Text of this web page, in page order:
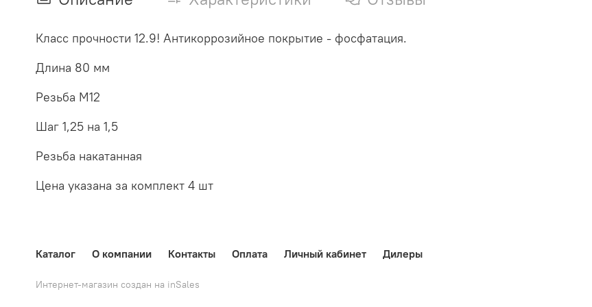
Класс прочности 12.9! Антикоррозийное покрытие - фосфатация.
Длина 80 мм
Резьба М12
Шаг 1,25 на 1,5
Резьба накатанная
Цена указана за комплект 4 шт
Каталог О компании Контакты Оплата Личный кабинет Дилеры
Интернет-магазин создан на inSales